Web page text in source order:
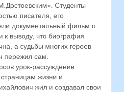
Студенты
писателя, его
документальный фильм о
к выводу, что биография
а судьбы многих героев
пережил сам.
урок-рассуждение
жизни и
жил и создавал свои